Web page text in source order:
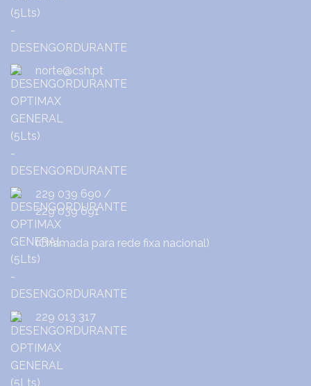
norte@csh.pt
229 039 690 /
229 039 691
(Chamada para rede fixa nacional)
229 013 317